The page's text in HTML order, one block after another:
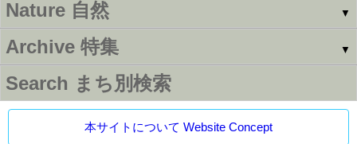
Nature 自然 ▼
Archive 特集 ▼
Search まち別検索
本サイトについて Website Concept